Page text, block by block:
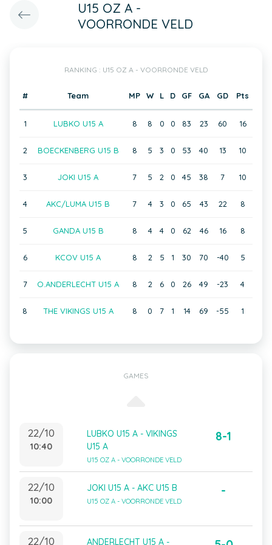
U15 OZ A -
VOORRONDE VELD
RANKING : U15 OZ A - VOORRONDE VELD
# Team MP W L D GF GA GD Pts
1 LUBKO U15 A 8 8 0 0 83 23 60 16
2 BOECKENBERG U15 B 8 5 3 0 53 40 13 10
3 JOKI U15 A 7 5 2 0 45 38 7 10
4 AKC/LUMA U15 B 7 4 3 0 65 43 22 8
5 GANDA U15 B 8 4 4 0 62 46 16 8
6 KCOV U15 A 8 2 5 1 30 70 -40 5
7 O.ANDERLECHT U15 A 8 2 6 0 26 49 -23 4
8 THE VIKINGS U15 A 8 0 7 1 14 69 -55 1
GAMES
22/10
10:40
LUBKO U15 A - VIKINGS
U15 A
U15 OZ A - VOORRONDE VELD
8-1
22/10
10:00
JOKI U15 A - AKC U15 B
U15 OZ A - VOORRONDE VELD
-
22/10 ANDERLECHT U15 A -